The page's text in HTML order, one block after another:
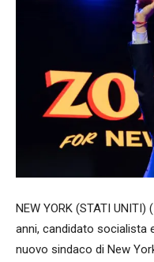
NEW YORK (STATI
anni, candidato socialista
nuovo sindaco di New